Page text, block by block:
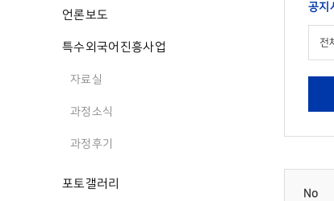
언론보도
특수외국어진흥사업
자료실
과정소식
과정후기
포토갤러리
공지
전
No